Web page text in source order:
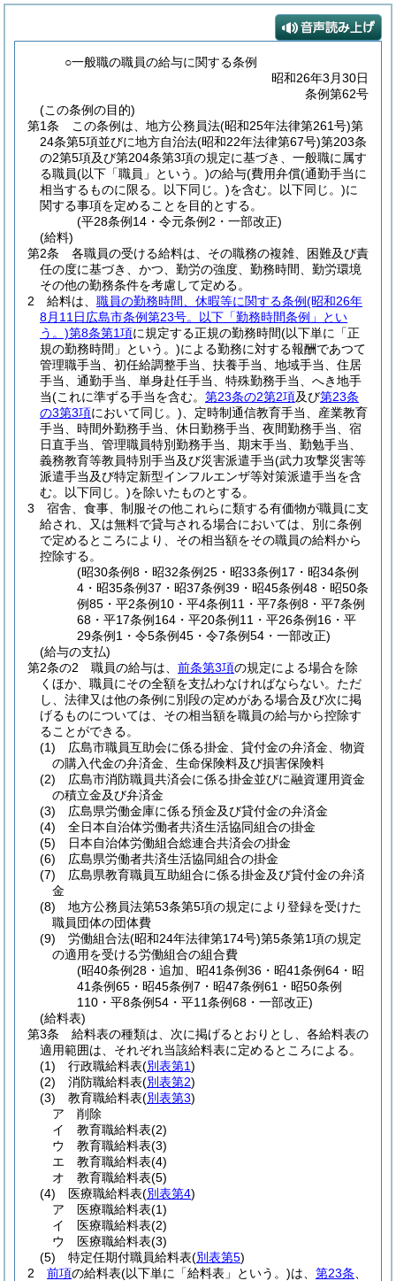
○一般職の職員の給与に関する条例
昭和26年3月30日
条例第62号
(この条例の目的)
第1条
この条例は、地方公務員法(昭和25年法律第261号)第
24条第5項並びに地方自治法(昭和22年法律第67号)第203条
の2第5項及び第204条第3項の規定に基づき、一般職に属す
る職員(以下「職員」という。)の給与(費用弁償(通勤手当に
相当するものに限る。以下同じ。)を含む。以下同じ。)に
関する事項を定めることを目的とする。
(平28条例14・令元条例2・一部改正)
(給料)
第2条
各職員の受ける給料は、その職務の複雑、困難及び責
任の度に基づき、かつ、勤労の強度、勤務時間、勤労環境
その他の勤務条件を考慮して定める。
2
給料は、 職員の勤務時間、休暇等に関する条例(昭和26年
8月11日広島市条例第23号。以下「勤務時間条例」とい
う。)第8条第1項に規定する正規の勤務時間(以下単に「正
規の勤務時間」という。)による勤務に対する報酬であつて
管理職手当、初任給調整手当、扶養手当、地域手当、住居
手当、通勤手当、単身赴任手当、特殊勤務手当、へき地手
当(これに準ずる手当を含む。 第23条の2第2項及び第23条
の3第3項において同じ。) 、定時制通信教育手当、産業教育
手当、時間外勤務手当、休日勤務手当、夜間勤務手当、宿
日直手当、管理職員特別勤務手当、期末手当、勤勉手当、
義務教育等教員特別手当及び災害派遣手当(武力攻撃災害等
派遣手当及び特定新型インフルエンザ等対策派遣手当を含
む。以下同じ。)を除いたものとする。
3
宿舎、食事、制服その他これらに類する有価物が職員に支
給され、又は無料で貸与される場合においては、別に条例
で定めるところにより、その相当額をその職員の給料から
控除する。
(昭30条例8・昭32条例25・昭33条例17・昭34条例
4・昭35条例37・昭37条例39・昭45条例48・昭50条
例85・平2条例10・平4条例11・平7条例8・平7条例
68・平17条例164・平20条例11・平26条例16・平
29条例1・令5条例45・令7条例54・一部改正)
(給与の支払)
第2条の2
職員の給与は、 前条第3項の規定による場合を除
くほか、職員にその全額を支払わなければならない。 ただ
し、法律又は他の条例に別段の定めがある場合及び次に掲
げるものについては、その相当額を職員の給与から控除す
ることができる。
(1)
広島市職員互助会に係る掛金、貸付金の弁済金、物資
の購入代金の弁済金、生命保険料及び損害保険料
(2)
広島市消防職員共済会に係る掛金並びに融資運用資金
の積立金及び弁済金
(3)
広島県労働金庫に係る預金及び貸付金の弁済金
(4)
全日本自治体労働者共済生活協同組合の掛金
(5)
日本自治体労働組合総連合共済会の掛金
(6)
広島県労働者共済生活協同組合の掛金
(7)
広島県教育職員互助組合に係る掛金及び貸付金の弁済
金
(8)
地方公務員法第53条第5項の規定により登録を受けた
職員団体の団体費
(9)
労働組合法(昭和24年法律第174号)第5条第1項の規定
の適用を受ける労働組合の組合費
(昭40条例28・追加、昭41条例36・昭41条例64・昭
41条例65・昭45条例7・昭47条例61・昭50条例
110・平8条例54・平11条例68・一部改正)
(給料表)
第3条
給料表の種類は、次に掲げるとおりとし、各給料表の
適用範囲は、それぞれ当該給料表に定めるところによる。
(1)
行政職給料表(別表第1)
(2)
消防職給料表(別表第2)
(3)
教育職給料表(別表第3)
ア
削除
イ
教育職給料表(2)
ウ
教育職給料表(3)
エ
教育職給料表(4)
オ
教育職給料表(5)
(4)
医療職給料表(別表第4)
ア
医療職給料表(1)
イ
医療職給料表(2)
ウ
医療職給料表(3)
(5)
特定任期付職員給料表(別表第5)
2
前項の給料表(以下単に「給料表」という。)は、 第23条